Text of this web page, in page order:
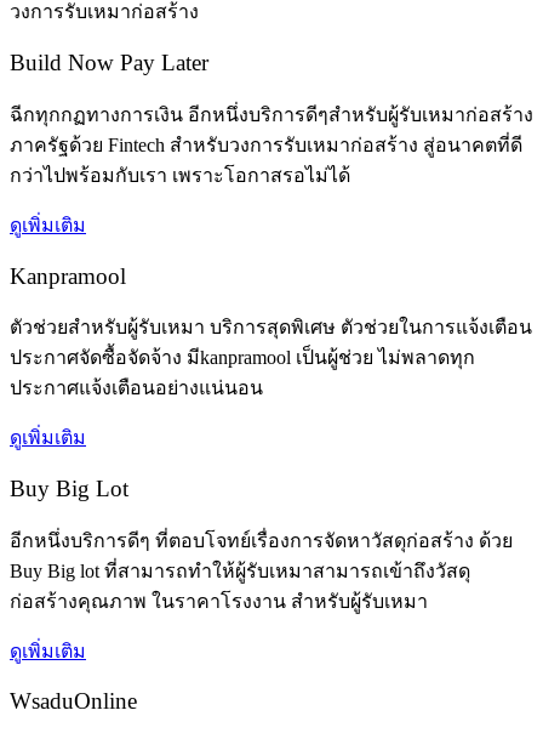
วงการรับเหมาก่อสร้าง
Build Now Pay Later
ฉีกทุกกฏทางการเงิน อีกหนึ่งบริการดีๆสำหรับผู้รับเหมาก่อสร้าง
ภาครัฐด้วย Fintech สำหรับวงการรับเหมาก่อสร้าง สู่อนาคตที่ดี
กว่าไปพร้อมกับเรา เพราะโอกาสรอไม่ได้
ดูเพิ่มเติม
Kanpramool
ตัวช่วยสำหรับผู้รับเหมา บริการสุดพิเศษ ตัวช่วยในการแจ้งเตือน
ประกาศจัดซื้อจัดจ้าง มีkanpramool เป็นผู้ช่วย ไม่พลาดทุก
ประกาศแจ้งเตือนอย่างแน่นอน
ดูเพิ่มเติม
Buy Big Lot
อีกหนึ่งบริการดีๆ ที่ตอบโจทย์เรื่องการจัดหาวัสดุก่อสร้าง ด้วย
Buy Big lot ที่สามารถทำให้ผู้รับเหมาสามารถเข้าถึงวัสดุ
ก่อสร้างคุณภาพ ในราคาโรงงาน สำหรับผู้รับเหมา
ดูเพิ่มเติม
WsaduOnline